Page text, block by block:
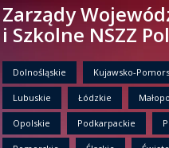
Zarządy
i Szkolne NSZZ
Dolnośląskie Kujawsko-
Lubuskie Łódzkie
Opolskie Podkarpackie